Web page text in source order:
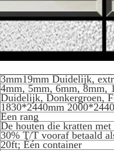
3mm19mm Duidelijk,
4mm, 5mm, 6mm, 8mm,
Duidelijk, Donkergroen,
1830*2440mm
Een rang
De houten die kratten
30% T/T vooraf betaald
20ft; Één container